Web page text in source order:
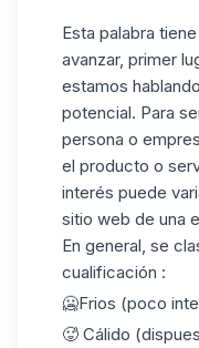
Esta palabra
avanzar, primer
estamos
potencial. Para
persona o
el producto o
interés puede
sitio web de una
En general, se
cualificación :
🥶Frios (poco
🥵 Cálido